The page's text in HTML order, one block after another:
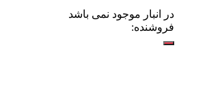
در انبار موجود نمی باشد
فروشنده: